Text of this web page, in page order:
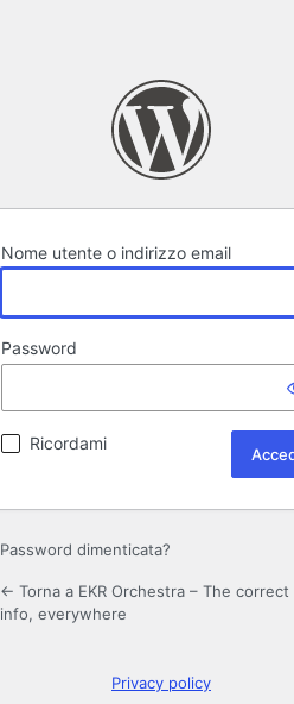
Nome utente o indirizzo email
Password
Ricordami
Password dimenticata?
← Torna a EKR Orchestra – The correct
info, everywhere
Privacy policy